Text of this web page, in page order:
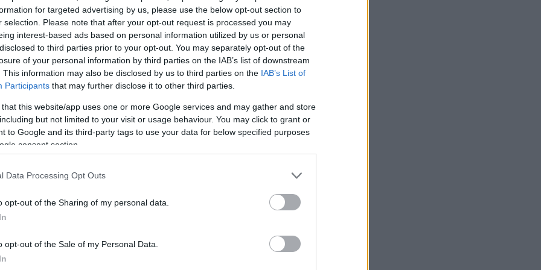
for targeted advertising by us, please use the below opt-out section to
selection. Please note that after your opt-out request is processed you may
interest-based ads based on personal information utilized by us or personal
to third parties prior to your opt-out. You may separately opt-out of the
of your personal information by third parties on the IAB’s list of downstream
This information may also be disclosed by us to third parties on the IAB’s List of
Participants that may further disclose it to other third parties.
that this website/app uses one or more Google services and may gather and store
but not limited to your visit or usage behaviour. You may click to grant or
to Google and its third-party tags to use your data for below specified purposes
consent section.
Data Processing Opt Outs
opt-out of the Sharing of my personal data.
opt-out of the Sale of my Personal Data.
τους
επιστρέψει
μετέδωσε το
Βαρνάβα
του ο γιος
η Αγγελική
το
μιας
με